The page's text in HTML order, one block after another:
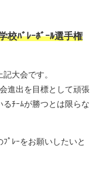
校ﾊﾞﾚｰﾎﾞｰﾙ選手権
大会です。
進出を目標として頑張
ﾁｰﾑが勝つとは限らな
ﾟﾚｰをお願いしたいと